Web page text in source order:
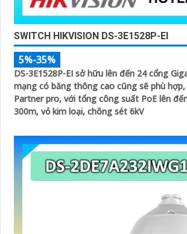
SWITCH HIKVISION DS-3E1528P-EI
5%-35%
DS-3E1528P-EI sở hữu lên đến 24 cổng
mạng có băng thông cao cũng sẽ phù
Partner pro, với tổng công suất PoE lên
300m, vỏ kim loại, chông sét 6kV